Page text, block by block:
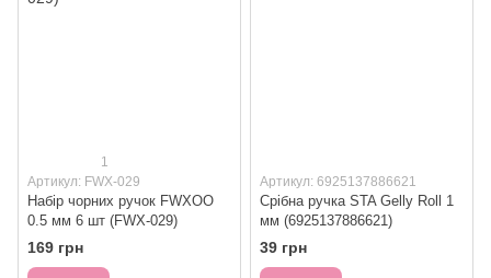
1
Артикул: FWX-029
Набір чорних ручок FWXOO
0.5 мм 6 шт (FWX-029)
169 грн
Артикул: 6925137886621
Срібна ручка STA Gelly Roll 1
мм (6925137886621)
39 грн